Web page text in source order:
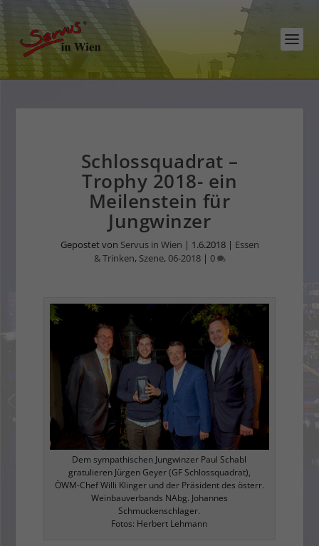
Schlossquadrat –
Trophy 2018- ein
Meilenstein für
Jungwinzer
Gepostet von Servus in Wien | 1.6.2018| Essen
& Trinken, Szene,06-2018| 0
Dem sympathischen Jungwinzer Paul Schabl
gratulieren Jürgen Geyer (GF Schlossquadrat),
ÖWM-Chef Willi Klinger und der Präsident des österr.
Weinbauverbands NAbg. Johannes
Schmuckenschlager.
Fotos: Herbert Lehmann